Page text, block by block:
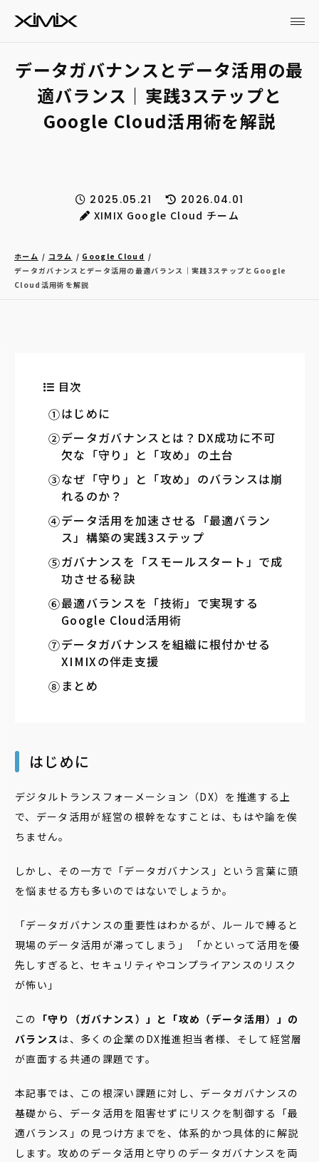
データガバナンスとデータ活用の最
適バランス｜実践3ステップと
Google Cloud活用術を解説
2025.05.21
2026.04.01
XIMIX Google Cloud チーム
ホーム コラム
Google Cloud
データガバナンスとデータ活用の最適バランス｜実践3ステップとGoogle
Cloud活用術を解説
目次
はじめに
データガバナンスとは？DX成功に不可
欠な「守り」と「攻め」の土台
なぜ「守り」と「攻め」のバランスは崩
れるのか？
データ活用を加速させる「最適バラン
ス」構築の実践3ステップ
ガバナンスを「スモールスタート」で成
功させる秘訣
最適バランスを「技術」で実現する
Google Cloud活用術
データガバナンスを組織に根付かせる
XIMIXの伴走支援
まとめ
はじめに
デジタルトランスフォーメーション（DX）を推進する上
で、データ活用が経営の根幹をなすことは、もはや論を俟
ちません。
しかし、その一方で「データガバナンス」という言葉に頭
を悩ませる方も多いのではないでしょうか。
「データガバナンスの重要性はわかるが、ルールで縛ると
現場のデータ活用が滞ってしまう」 「かといって活用を優
先しすぎると、セキュリティやコンプライアンスのリスク
が怖い」
この 「守り（ガバナンス）」と「攻め（データ活用）」の
バランス は、多くの企業のDX推進担当者様、そして経営層
が直面する共通の課題です。
本記事では、この根深い課題に対し、データガバナンスの
基礎から、データ活用を阻害せずにリスクを制御する「最
適バランス」の見つけ方までを、体系的かつ具体的に解説
します。攻めのデータ活用と守りのデータガバナンスを両